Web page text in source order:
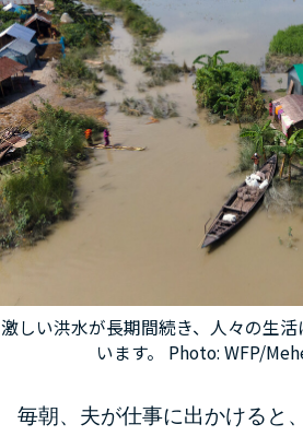
激しい洪水が長期間続き、人々の生
います。 Photo: WFP/
毎朝、夫が仕事に出かけると